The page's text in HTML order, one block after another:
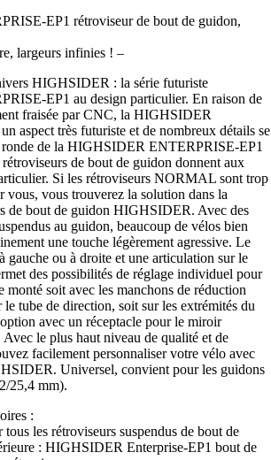
EP1 rétroviseur de bout de guidon,
largeurs infinies ! –
HIGHSIDER : la série futuriste
EP1 au design particulier. En raison de
fraisée par CNC, la HIGHSIDER
aspect très futuriste et de nombreux détails se
ronde de la HIGHSIDER ENTERPRISE-EP1
de bout de guidon donnent aux
Si les rétroviseurs NORMAL sont trop
vous, vous trouverez la solution dans la
de bout de guidon HIGHSIDER. Avec des
au guidon, beaucoup de vélos bien
une touche légèrement agressive. Le
gauche ou à droite et une articulation sur le
des possibilités de réglage individuel pour
monté soit avec les manchons de réduction
tube de direction, soit sur les extrémités du
avec un réceptacle pour le miroir
le plus haut niveau de qualité et de
facilement personnaliser votre vélo avec
Universel, convient pour les guidons
25,4 mm).
:
les rétroviseurs suspendus de bout de
: HIGHSIDER Enterprise-EP1 bout de